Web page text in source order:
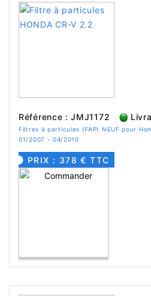
Référence : JMJ1172
Filtres à particules (FAP) NEUF pour
01/2007 - 04/2010
PRIX : 378 € TTC